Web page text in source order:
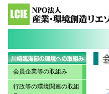
会員企業等の取組み
行政等の環境関連の取組